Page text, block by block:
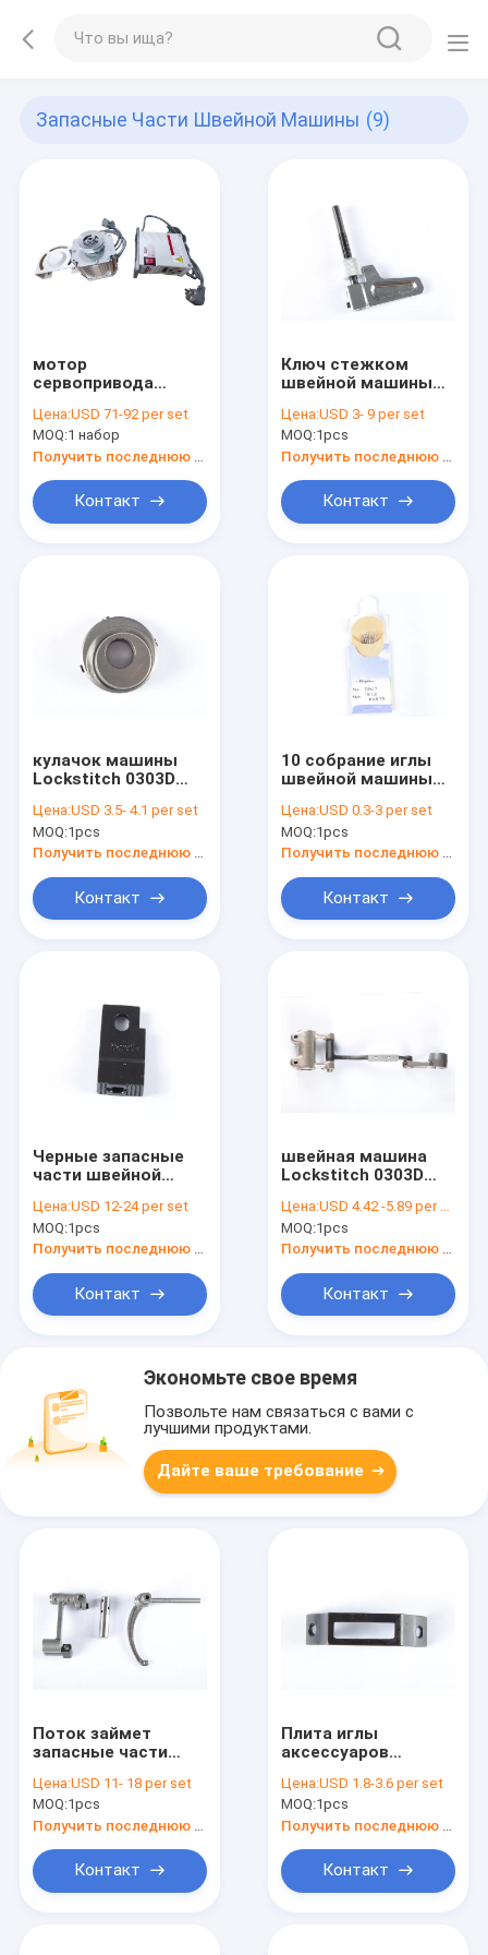
Запасные Части Швейной Машины (9)
мотор
сервопривода
550W
Цена:USD 71-92 per set
MOQ:1 набор
Контакт
Ключ стежком
швейной машины
Цена:USD 3- 9 per set
MOQ:1pcs
Контакт
кулачок машины
Lockstitch 0303D
Цена:USD 3.5- 4.1 per set
MOQ:1pcs
Контакт
10 собрание иглы
швейной машины
Цена:USD 0.3-3 per set
MOQ:1pcs
Контакт
Черные запасные
части швейной
питания швейной
машины
Цена:USD 12-24 per set
MOQ:1pcs
Получить последнюю цену
Контакт
швейная машина
Lockstitch 0303D
компоненты рамки
зуба
Цена:USD 4.42 -5.89 per set
MOQ:1pcs
Получить последнюю цену
Контакт
Экономьте свое время
Позвольте нам связаться с вами с
лучшими продуктами.
Дайте ваше требование
Поток займет
запасные части
кровати цилиндра
собрания 8B
Цена:USD 11- 18 per set
MOQ:1pcs
Контакт
Плита иглы
аксессуаров
сопротивления
носки
промышленная
Цена:USD 1.8-3.6 per set
MOQ:1pcs
Контакт